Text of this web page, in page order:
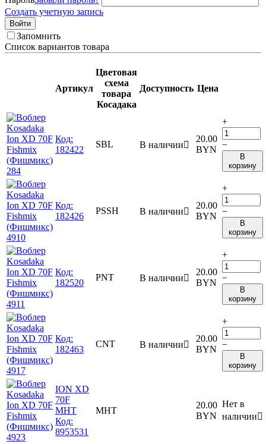
Создать учетную запись
Войти
Запомнить
Список вариантов товара
Артикул
Цветовая
схема
товара
Косадака
Доступность Цена
Код:
182422
SBL В наличии
20.00
BYN
+
−
В
корзину
Код:
182426
PSSH В наличии
20.00
BYN
+
−
В
корзину
Код:
182520
PNT В наличии
20.00
BYN
+
−
В
корзину
Код:
182463
CNT В наличии
20.00
BYN
+
−
В
корзину
ION XD
70F
MHT
Код:
8953531
MHT
20.00
BYN
Нет в
наличии